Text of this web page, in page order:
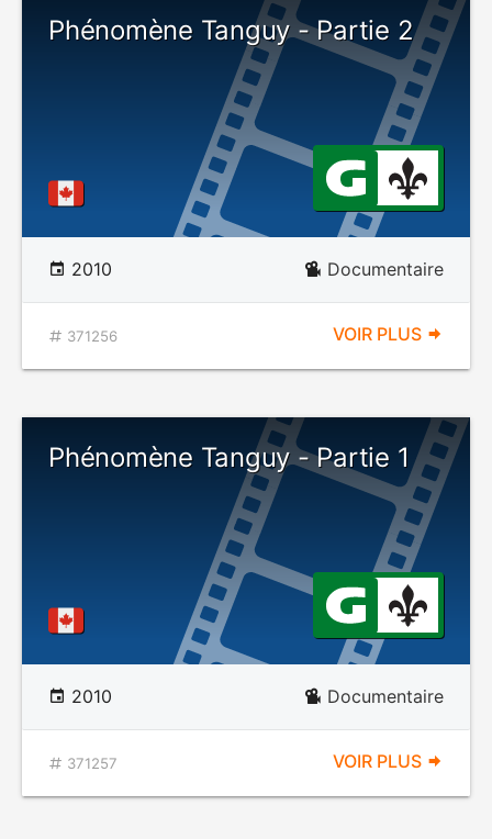
Phénomène Tanguy - Partie 2
2010 Documentaire
371256 VOIR PLUS
Phénomène Tanguy - Partie 1
2010 Documentaire
371257 VOIR PLUS